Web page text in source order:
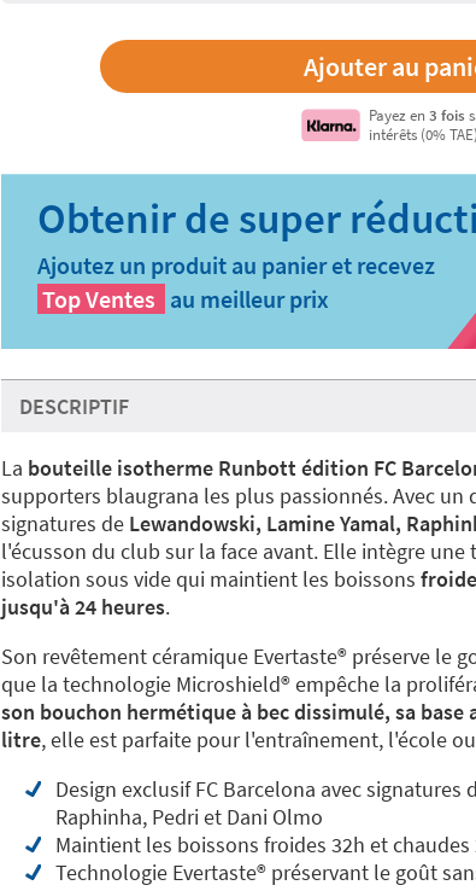
Payez en 3 fois
intérêts (0% TAE)
Ajoutez un produit au panier et recevez
Top Ventes au meilleur prix
DESCRIPTIF
La bouteille isotherme Runbott édition FC
supporters blaugrana les plus passionnés. Avec
signatures de Lewandowski, Lamine Yamal,
l'écusson du club sur la face avant. Elle intègre
isolation sous vide qui maintient les boissons
jusqu'à 24 heures.
Son revêtement céramique Evertaste®️ préserve le
que la technologie Microshield®️ empêche la
son bouchon hermétique à bec dissimulé, sa base
litre, elle est parfaite pour l'entraînement, l'école
Design exclusif FC Barcelona avec signatures
Raphinha, Pedri et Dani Olmo
Maintient les boissons froides 32h et
Technologie Evertaste®️ préservant le goût